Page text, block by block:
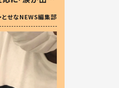
」
とせなNEWS編集部